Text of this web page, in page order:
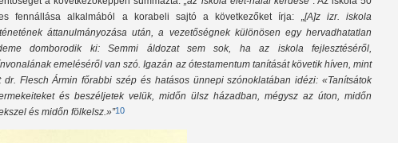
fennállása alkalmából a korabeli sajtó a következőket írja: „[A]z izr. iskola
áttanulmányozása után, a vezetőségnek különösen egy hervadhatatlan
domborodik ki: Semmi áldozat sem sok, ha az iskola fejlesztéséről,
emeléséről van szó. Igazán az ótestamentum tanítását követik híven, mint
dr. Flesch Ármin főrabbi szép és hatásos ünnepi szónoklatában idézi: «Tanítsátok
és beszéljetek velük, midőn ülsz házadban, mégysz az úton, midőn
és midőn fölkelsz.»”10